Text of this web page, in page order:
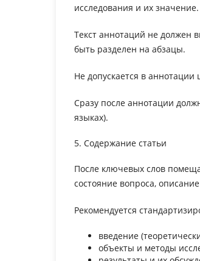
исследования и их
Текст аннотаций не должен
быть разделен на абзацы.
Не допускается в
Сразу после аннотации
языках).
5. Содержание статьи
После ключевых слов
состояние вопроса,
Рекомендуется
введение
объекты и методы